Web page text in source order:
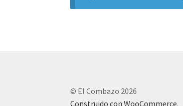
© El Combazo 2026
Construido con WooCommerce.